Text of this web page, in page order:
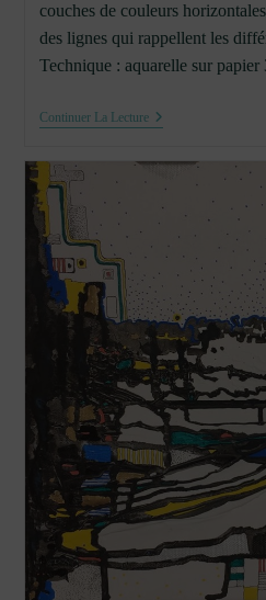
couches de couleurs
des lignes qui rappellent les
Technique : aquarelle sur
Continuer La LecturePaysage